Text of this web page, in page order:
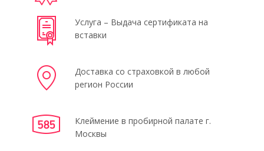
Услуга – Выдача сертификата на
вставки
Доставка со страховкой в любой
регион России
Клеймение в пробирной палате г.
Москвы